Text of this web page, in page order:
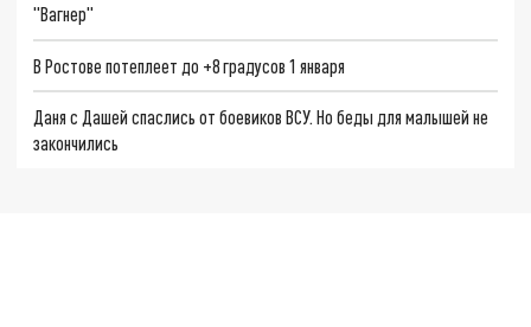
"Вагнер"
В Ростове потеплеет до +8 градусов 1 января
Даня с Дашей спаслись от боевиков ВСУ. Но беды для малышей не
закончились